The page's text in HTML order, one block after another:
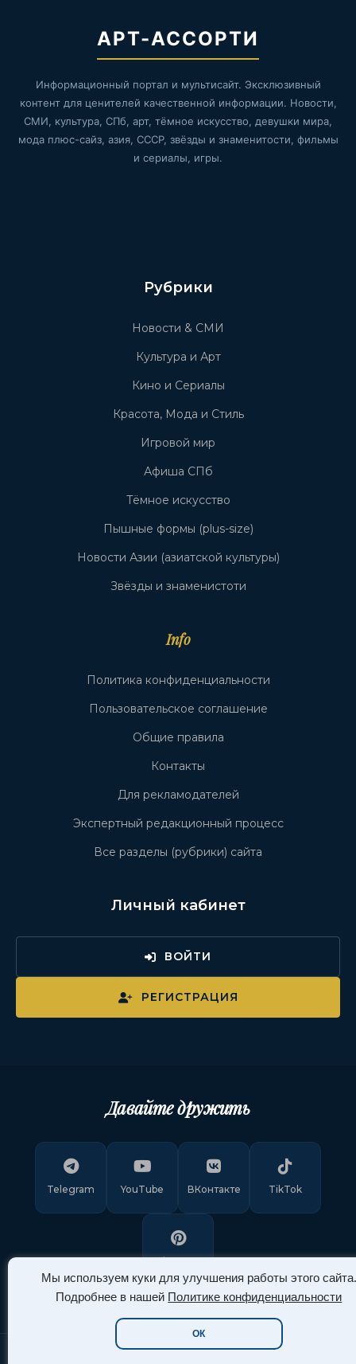
Мы используем куки для улучшения работы этого сайта.
Подробнее в нашей Политике конфиденциальности
ОК
АРТ-АССОРТИ
Информационный портал и мультисайт. Эксклюзивный
контент для ценителей качественной информации. Новости,
СМИ, культура, СПб, арт, тёмное искусство, девушки мира,
мода плюс-сайз, азия, СССР, звёзды и знаменитости, фильмы
и сериалы, игры.
Рубрики
Новости & СМИ
Культура и Арт
Кино и Сериалы
Красота, Мода и Стиль
Игровой мир
Афиша СПб
Тёмное искусство
Пышные формы (plus-size)
Новости Азии (азиатской культуры)
Звёзды и знаменистоти
Info
Политика конфиденциальности
Пользовательское соглашение
Общие правила
Контакты
Для рекламодателей
Экспертный редакционный процесс
Все разделы (рубрики) сайта
Личный кабинет
ВОЙТИ
РЕГИСТРАЦИЯ
Давайте дружить
Telegram YouTube ВКонтакте TikTok
Pinterest